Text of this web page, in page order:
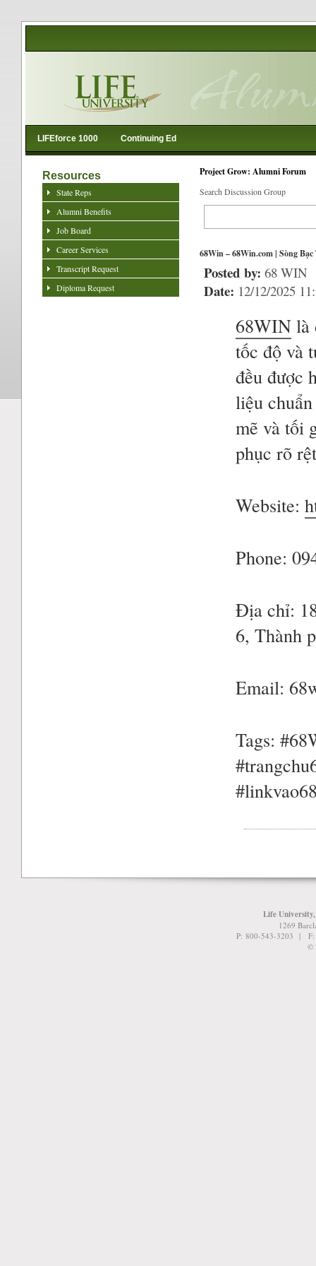
LIFEforce 1000 Continuing Ed
Project Grow: Alumni Forum
Search Discussion Group
68Win – 68Win.com | Sòng
Posted by: 68 WIN
Date: 12/12/2025
68WIN là
tốc độ và
đều được
liệu
mẽ và tối
phục rõ
Website:
Phone:
Địa chỉ:
6, Thành
Email:
Tags:
Resources
State Reps
Alumni Benefits
Job Board
Career Services
Transcript Request
Diploma Request
Life
1269
P: 800-543-3203 |
©